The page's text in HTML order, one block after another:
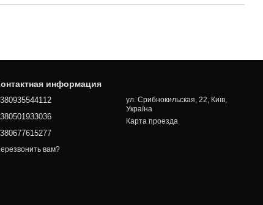
информация
вам?
ул. Срибнокильская, 22, Київ,
Україна
Карта проезда